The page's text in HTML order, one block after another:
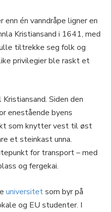
én vanndråpe ligner en
Kristiansand i 1641, med
tiltrekke seg folk og
privilegier ble raskt et
Siden den
enestående byens
som knytter vest til øst
et steinkast unna.
for transport – med
og fergekai.
universitetsom byr på
og EU studenter. I